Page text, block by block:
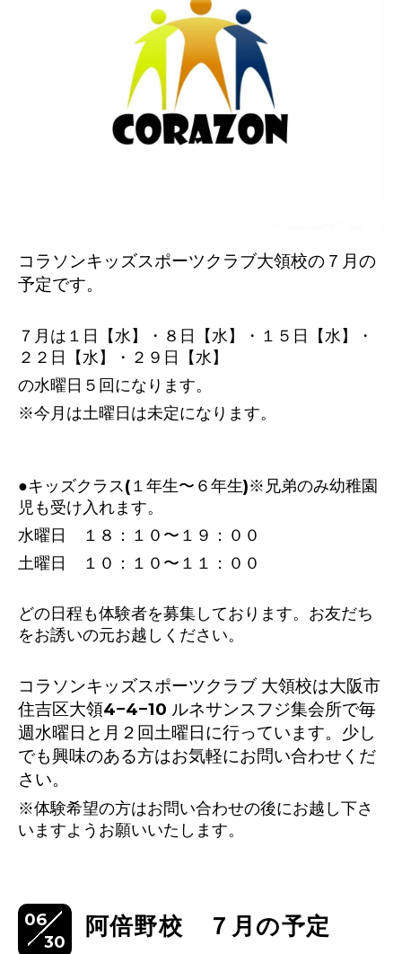
コラソンキッズスポーツクラブ大領校の７ 月の
予定です。
７月は１日【水】・８日【水】・１５日【水】・
２２日【水】・２９日【水】
の水曜日５回になります。
※今月は土曜日は未定になります。
●キッズクラス(１年生〜６年生)※兄弟のみ幼稚園
児も受け入れます。
水曜日 １８：１０〜１９：００
土曜日 １０：１０〜１１：００
どの日程も体験者を募集しております。お友だち
をお誘いの元お越しください。
コラソンキッズスポーツクラブ 大領校は大阪市
住吉区大領4−4−10 ルネサンスフジ集会所で毎
週水曜日と月２回土曜日に行っています。少し
でも興味のある方はお気軽にお問い合わせくだ
さい。
※体験希望の方はお問い合わせの後にお越し下さ
いますようお願いいたします。
06
30
阿倍野校 ７月の予定